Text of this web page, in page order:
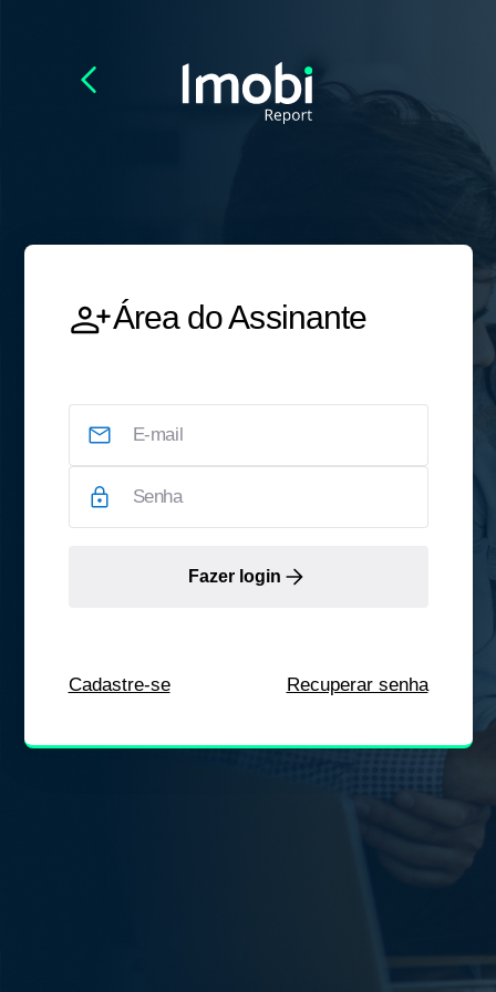
Área do Assinante
Fazer login
Cadastre-se Recuperar senha